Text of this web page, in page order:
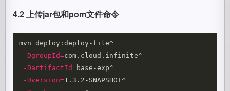
4.2 上传jar包和pom文件命令
mvn deploy:deploy-file^
-DgroupId=com.cloud.infinite^
-DartifactId=base-exp^
-Dversion=1.3.2-SNAPSHOT^